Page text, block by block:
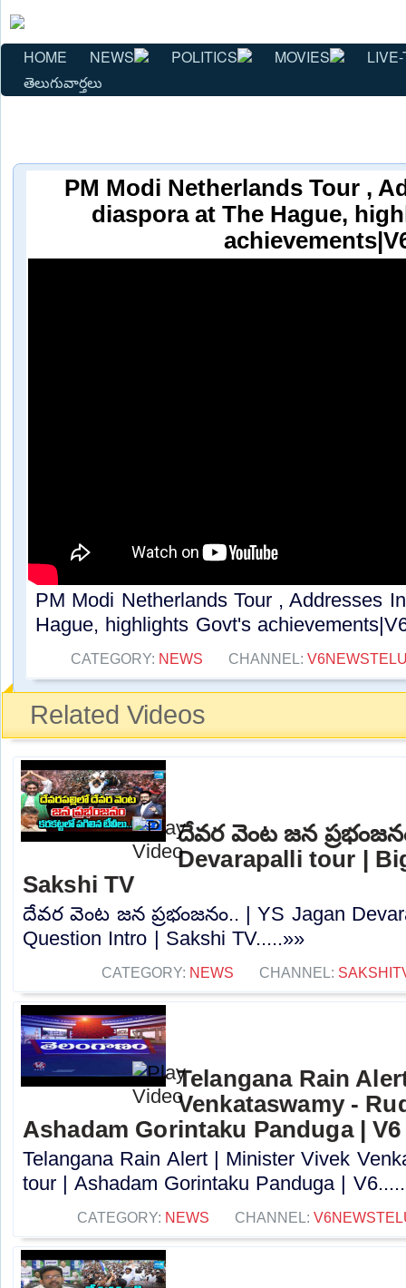
HOME NEWS POLITICS MOVIES
తెలుగువార్తలు
PM Modi Netherlands Tour ,
diaspora at The Hague,
PM Modi Netherlands Tour , Addresses
Hague, highlights Govt's
CATEGORY: NEWS CHANNEL:
Related Videos
దేవర వెంట జన
Devarapalli tour |
Sakshi TV
దేవర వెంట జన ప్రభంజనం.. | YS Jagan
Question Intro | Sakshi TV.....»»
CATEGORY: NEWS CHANNEL:
Telangana Rain
Venkataswamy -
Ashadam Gorintaku Panduga | V6
Telangana Rain Alert | Minister Vivek
tour | Ashadam Gorintaku Panduga |
CATEGORY: NEWS CHANNEL: